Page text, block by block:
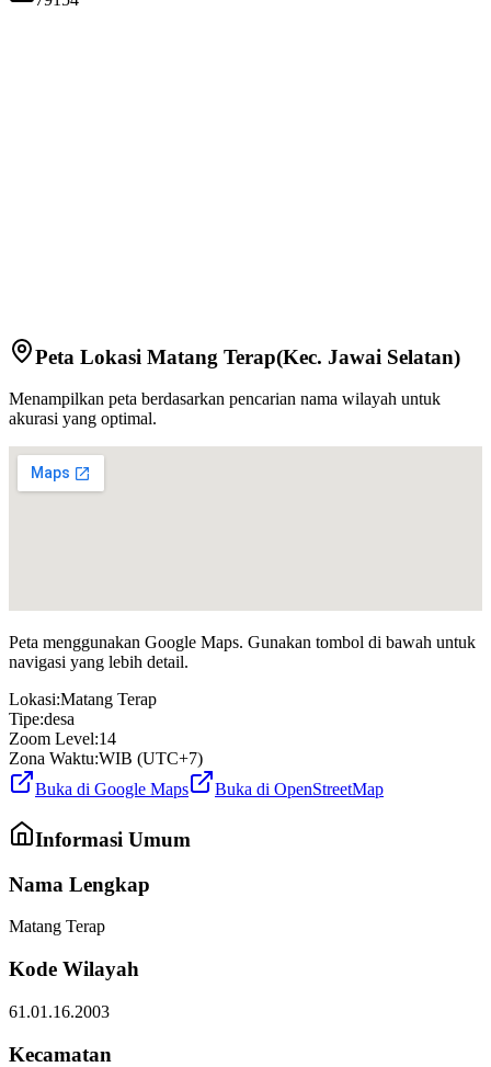
Peta Lokasi Matang Terap(Kec. Jawai Selatan)
Menampilkan peta berdasarkan pencarian nama wilayah untuk
akurasi yang optimal.
Peta menggunakan Google Maps. Gunakan tombol di bawah untuk
navigasi yang lebih detail.
Lokasi:Matang Terap
Tipe:desa
Zoom Level:14
Zona Waktu:WIB (UTC+7)
Buka di Google Maps
Buka di OpenStreetMap
Informasi Umum
Nama Lengkap
Matang Terap
Kode Wilayah
61.01.16.2003
Kecamatan